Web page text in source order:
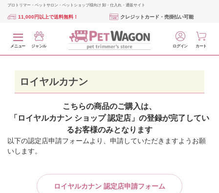
プロトリマー・ペットサロン・ペットショップ様向け 卸・仕入れ・通販サイト
11,000円以上で送料無料！ クレジットカード・売掛払い可能
メニュー ジャンル ログイン カート
ロイヤルカナン
こちらの商品のご購入は、
「ロイヤルカナン ショップ 認定店」の登録が完了してい
るお客様のみとなります
以下の認定店申請フォームより、申請していただきますようお願
いします。
ロイヤルカナン 認定店申請フォーム